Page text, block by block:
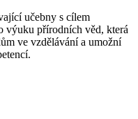
učebny s cílem
výuku přírodních věd, která
ve vzdělávání a umožní